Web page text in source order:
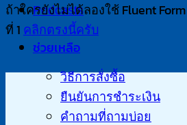
Podcasts
ช่วยเหลือ
วิธีการสั่งซื้อ
ยืนยันการชำระเงิน
คำถามที่ถามบ่อย
ถ้าใครยังไม่ได้ลองใช้ Fluent
ที่ 1คลิกตรงนี้ครับ